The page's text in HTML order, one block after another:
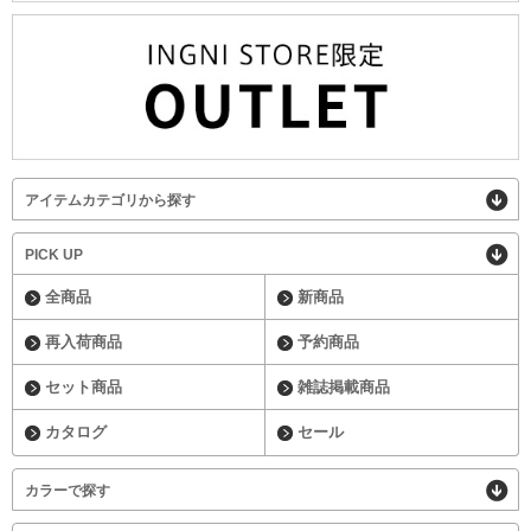
アイテムカテゴリから探す
PICK UP
全商品 新商品
再入荷商品 予約商品
セット商品 雑誌掲載商品
カタログ セール
カラーで探す